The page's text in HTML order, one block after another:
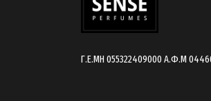
Γ.Ε.ΜΗ 055322409000 Α.Φ.Μ